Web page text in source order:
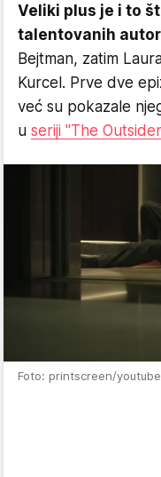
Veliki plus je i to
talentovanih
Bejtman, zatim
Kurcel. Prve dve
već su pokazale
u seriji "The
Foto: printscreen/